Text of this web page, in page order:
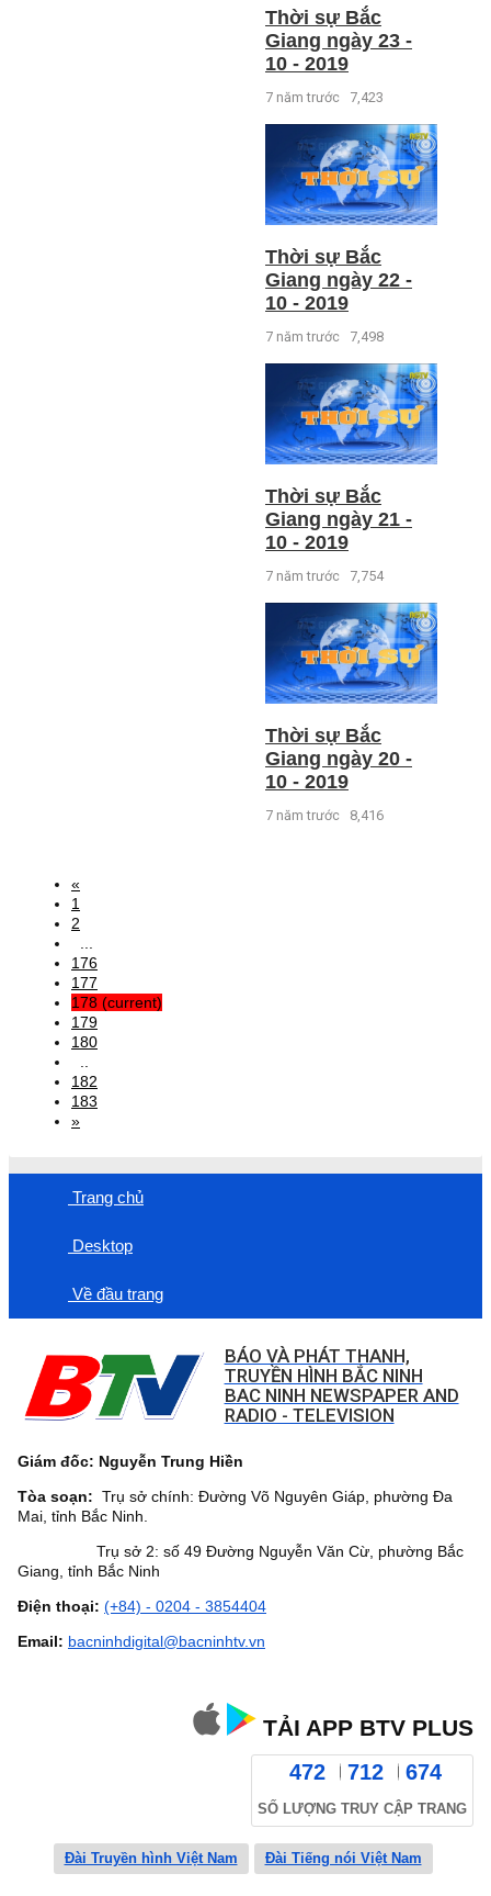
Thời sự Bắc
Giang ngày 23 -
10 - 2019
7 năm trước 7,423
Thời sự Bắc
Giang ngày 22 -
10 - 2019
7 năm trước 7,498
Thời sự Bắc
Giang ngày 21 -
10 - 2019
7 năm trước 7,754
Thời sự Bắc
Giang ngày 20 -
10 - 2019
7 năm trước 8,416
«
1
2
176
177
178 (current)
179
180
182
183
»
Trang chủ
Desktop
Về đầu trang
BÁO VÀ PHÁT THANH,
TRUYỀN HÌNH BẮC NINH
BAC NINH NEWSPAPER AND
RADIO - TELEVISION
Giám đốc: Nguyễn Trung Hiền
Tòa soạn: Trụ sở chính: Đường Võ Nguyên Giáp, phường Đa
Mai, tỉnh Bắc Ninh.
Trụ sở 2: số 49 Đường Nguyễn Văn Cừ, phường Bắc
Giang, tỉnh Bắc Ninh
Điện thoại: (+84) - 0204 - 3854404
Email: bacninhdigital@bacninhtv.vn
TẢI APP BTV PLUS
472 712 674
SỐ LƯỢNG TRUY CẬP TRANG
Đài Truyền hình Việt Nam Đài Tiếng nói Việt Nam